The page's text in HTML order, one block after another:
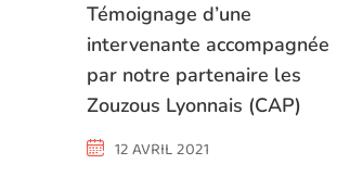
Témoignage d’une
intervenante accompagnée
par notre partenaire les
Zouzous Lyonnais (CAP)
12 AVRIL 2021